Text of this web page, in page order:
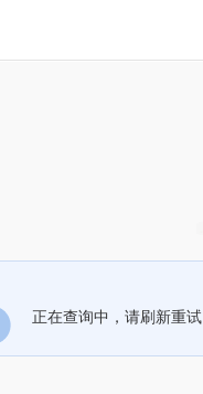
正在查询中，请刷新重试